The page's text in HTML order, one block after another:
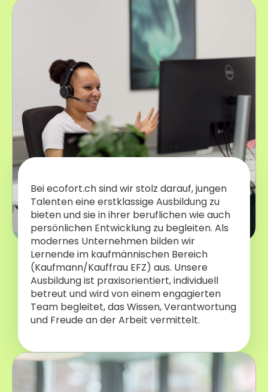
Bei ecofort.ch sind wir stolz darauf, jungen
Talenten eine erstklassige Ausbildung zu
bieten und sie in ihrer beruflichen wie auch
persönlichen Entwicklung zu begleiten. Als
modernes Unternehmen bilden wir
Lernende im kaufmännischen Bereich
(Kaufmann/Kauffrau EFZ) aus. Unsere
Ausbildung ist praxisorientiert, individuell
betreut und wird von einem engagierten
Team begleitet, das Wissen, Verantwortung
und Freude an der Arbeit vermittelt.